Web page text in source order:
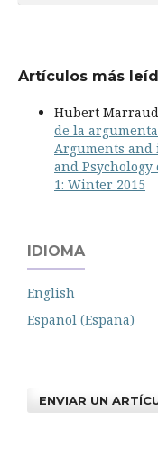
Artículos más
Hubert
de la
Arguments and
and Psychology
1: Winter 2015
IDIOMA
English
Español (España)
ENVIAR UN